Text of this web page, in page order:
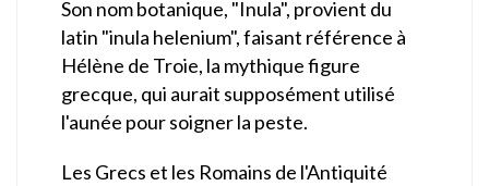
Son nom botanique, "Inula", provient du
latin "inula helenium", faisant référence à
Hélène de Troie, la mythique figure
grecque, qui aurait supposément utilisé
l'aunée pour soigner la peste.
Les Grecs et les Romains de l'Antiquité